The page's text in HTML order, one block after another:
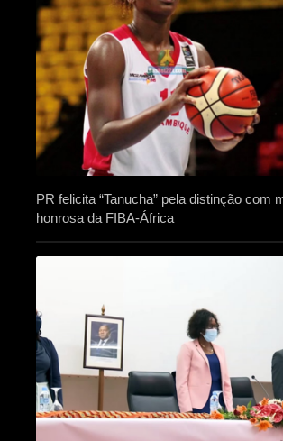
PR felicita “Tanucha” pela distinção com
honrosa da FIBA-África